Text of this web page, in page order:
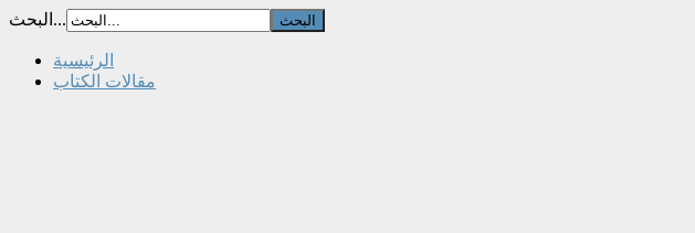
البحث...
الرئيسية
مقالات الكتاب